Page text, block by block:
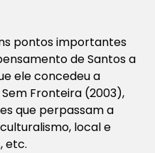
pontos importantes
de Santos a
ele concedeu a
Fronteira (2003),
que perpassam a
local e
etc.